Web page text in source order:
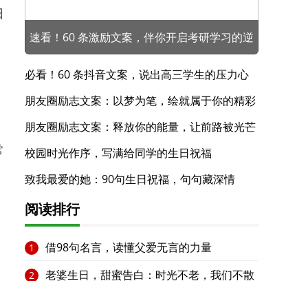
速看！60 条激励文案，伴你开启考研学习的逆
袭之路
必看！60 条抖音文案，说出高三学生的压力心
声
朋友圈励志文案：以梦为笔，绘就属于你的精彩
人生蓝图
朋友圈励志文案：释放你的能量，让前路被光芒
填满
校园时光作序，写满给同学的生日祝福
致我最爱的她：90句生日祝福，句句藏深情
阅读排行
1 借98句名言，读懂父爱无言的力量
2 老婆生日，甜蜜告白：时光不老，我们不散